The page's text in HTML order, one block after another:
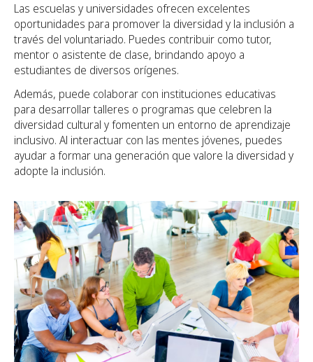
Las escuelas y universidades ofrecen excelentes
oportunidades para promover la diversidad y la inclusión a
través del voluntariado. Puedes contribuir como tutor,
mentor o asistente de clase, brindando apoyo a
estudiantes de diversos orígenes.
Además, puede colaborar con instituciones educativas
para desarrollar talleres o programas que celebren la
diversidad cultural y fomenten un entorno de aprendizaje
inclusivo. Al interactuar con las mentes jóvenes, puedes
ayudar a formar una generación que valore la diversidad y
adopte la inclusión.